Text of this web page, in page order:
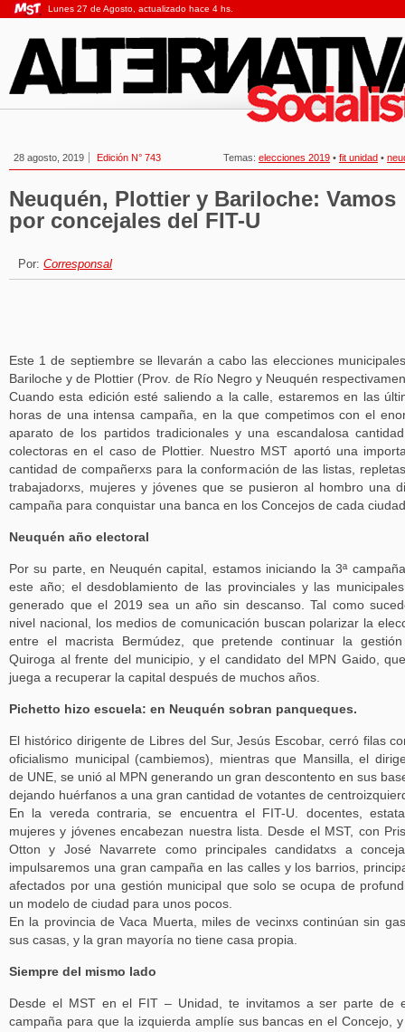
Lunes 27 de Agosto, actualizado hace 4 hs.
28 agosto, 2019 Edición N° 743 Temas: elecciones 2019 • fit unidad •
Neuquén, Plottier y Bariloche: Vamos
por concejales del FIT-U
Por: Corresponsal
Este 1 de septiembre se llevarán a cabo las elecciones
Bariloche y de Plottier (Prov. de Río Negro y Neuquén
Cuando esta edición esté saliendo a la calle, estaremos en las
horas de una intensa campaña, en la que competimos con el
aparato de los partidos tradicionales y una escandalosa
colectoras en el caso de Plottier. Nuestro MST aportó una
cantidad de compañerxs para la conformación de las listas,
trabajadorxs, mujeres y jóvenes que se pusieron al hombro una
campaña para conquistar una banca en los Concejos de cada
Neuquén año electoral
Por su parte, en Neuquén capital, estamos iniciando la 3ª
este año; el desdoblamiento de las provinciales y las
generado que el 2019 sea un año sin descanso. Tal como
nivel nacional, los medios de comunicación buscan polarizar la
entre el macrista Bermúdez, que pretende continuar la
Quiroga al frente del municipio, y el candidato del MPN Gaido,
juega a recuperar la capital después de muchos años.
Pichetto hizo escuela: en Neuquén sobran panqueques.
El histórico dirigente de Libres del Sur, Jesús Escobar, cerró filas
oficialismo municipal (cambiemos), mientras que Mansilla, el
de UNE, se unió al MPN generando un gran descontento en sus
dejando huérfanos a una gran cantidad de votantes de
En la vereda contraria, se encuentra el FIT-U. docentes,
mujeres y jóvenes encabezan nuestra lista. Desde el MST, con
Otton y José Navarrete como principales candidatxs a
impulsaremos una gran campaña en las calles y los barrios,
afectados por una gestión municipal que solo se ocupa de
un modelo de ciudad para unos pocos.
En la provincia de Vaca Muerta, miles de vecinxs continúan sin
sus casas, y la gran mayoría no tiene casa propia.
Siempre del mismo lado
Desde el MST en el FIT – Unidad, te invitamos a ser parte de
campaña para que la izquierda amplíe sus bancas en el Concejo,